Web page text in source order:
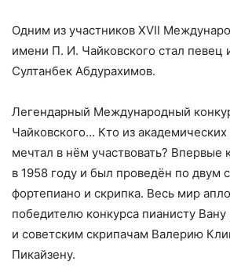
Одним из участников XVII
имени П. И. Чайковского стал певец
Султанбек Абдурахимов.
Легендарный Международный
Чайковского… Кто из
мечтал в нём участвовать? Впервые
в 1958 году и был проведён по двум
фортепиано и скрипка. Весь мир
победителю конкурса пианисту
и советским скрипачам Валерию
Пикайзену.